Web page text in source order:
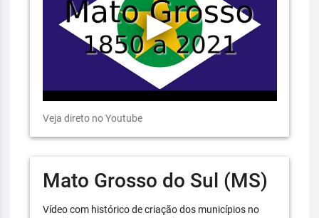
Veja direto no Youtube
Mato Grosso do Sul (MS)
Vídeo com histórico de criação dos municípios no